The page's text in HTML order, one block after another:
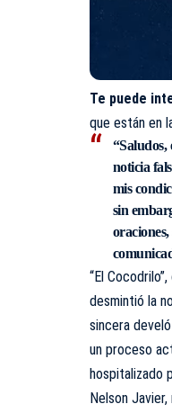
Te puede
que están en
“Saludos,
noticia
mis
sin
“El
desmintió la
sincera
un proceso
hospitalizado
Nelson